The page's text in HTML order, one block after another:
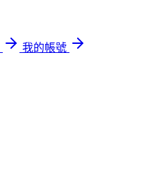
我的帳號